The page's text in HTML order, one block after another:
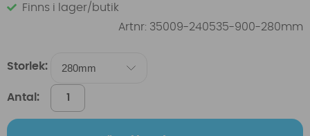
Finns i lager/butik
Artnr: 35009-240535-900-280mm
Storlek:
Antal: